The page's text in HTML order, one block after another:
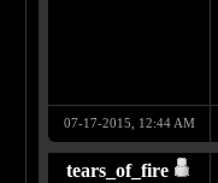
07-17-2015, 12:44 AM
tears_of_fire